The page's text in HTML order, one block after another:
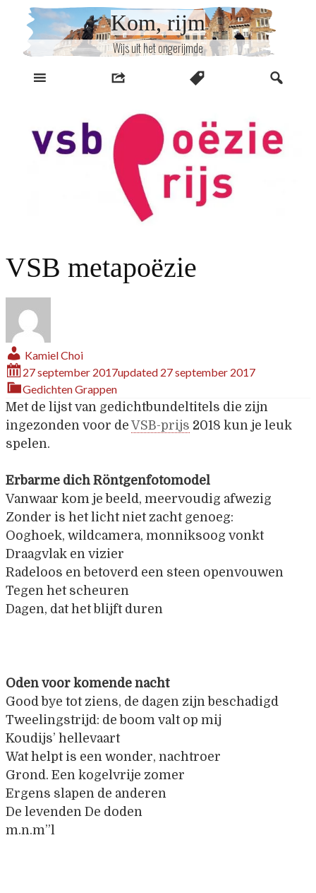
inhoud
Kom, rijm
Wijs uit het ongerijmde
VSB metapoëzie
Kamiel Choi
27 september 2017updated 27 september 2017
GedichtenGrappen
Met de lijst van gedichtbundeltitels die zijn
ingezonden voor de VSB-prijs 2018 kun je leuk
spelen.
Erbarme dich Röntgenfotomodel
Vanwaar kom je beeld, meervoudig afwezig
Zonder is het licht niet zacht genoeg:
Ooghoek, wildcamera, monniksoog vonkt
Draagvlak en vizier
Radeloos en betoverd een steen openvouwen
Tegen het scheuren
Dagen, dat het blijft duren
Oden voor komende nacht
Good bye tot ziens, de dagen zijn beschadigd
Tweelingstrijd: de boom valt op mij
Koudijs’ hellevaart
Wat helpt is een wonder, nachtroer
Grond. Een kogelvrije zomer
Ergens slapen de anderen
De levenden De doden
m.n.m”l